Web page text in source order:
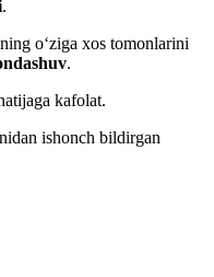
.
o‘ziga xos tomonlarini
.
kafolat.
ishonch bildirgan